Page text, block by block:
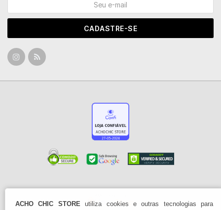
ACHO CHIC STOREutiliza cookies e outras tecnologias para
CADASTRE-SE